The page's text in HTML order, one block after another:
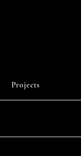
Projects